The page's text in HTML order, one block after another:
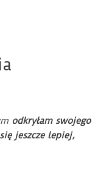
odkryłam swojego
jeszcze lepiej,